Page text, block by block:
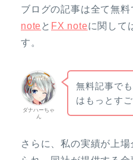
ブログの記事は全て無
note と FX noteに関して
す。
ダナハーちゃ
ん
無料記事で
はもっとすご
さらに、私の実績が上